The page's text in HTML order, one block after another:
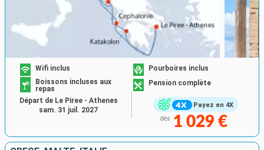
Payez en 4X
Wifi inclus
Pourboires inclus
Boissons incluses aux
repas
Pension complète
dès 1 029 €
Départ de Le Piree - Athenes
sam. 31 juil. 2027